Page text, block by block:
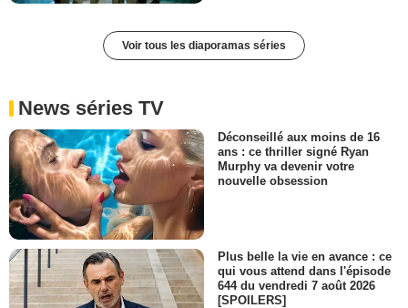
Voir tous les diaporamas séries
News séries TV
Déconseillé aux moins de 16
ans : ce thriller signé Ryan
Murphy va devenir votre
nouvelle obsession
Plus belle la vie en avance : ce
qui vous attend dans l'épisode
644 du vendredi 7 août 2026
[SPOILERS]